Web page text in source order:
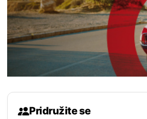
Pridružite se